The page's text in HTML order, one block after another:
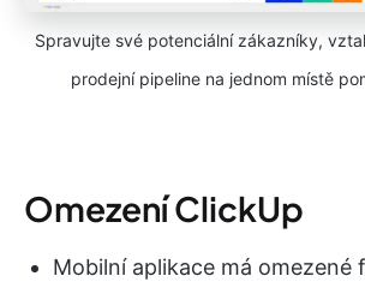
Spravujte své potenciální zákazníky,
prodejní pipeline na jednom místě
Omezení ClickUp
Mobilní aplikace má omezené